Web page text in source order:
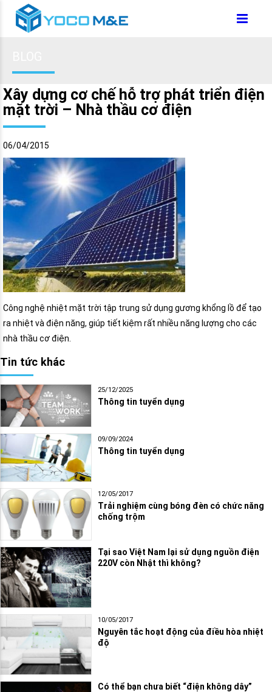
Xây dựng cơ chế hỗ trợ phát triển điện
mặt trời – Nhà thầu cơ điện
06/04/2015
Công nghệ nhiệt mặt trời tập trung sử dụng gương khổng lồ để tạo
ra nhiệt và điện năng, giúp tiết kiệm rất nhiều năng lượng cho các
nhà thầu cơ điện.
Tin tức khác
25/12/2025
Thông tin tuyển dụng
09/09/2024
Thông tin tuyển dụng
12/05/2017
Trải nghiệm cùng bóng đèn có chức năng
chống trộm
Tại sao Việt Nam lại sử dụng nguồn điện
220V còn Nhật thì không?
10/05/2017
Nguyên tắc hoạt động của điều hòa nhiệt
độ
Có thể bạn chưa biết “điện không dây”